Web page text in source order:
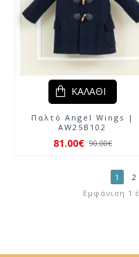
Παλτό Angel Wings |
AW25B102
81.00€ 90.00€
ΚΑΛΆΘΙ
1 2
Εμφάνιση 1